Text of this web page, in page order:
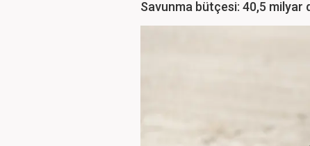
Savunma bütçesi: 40,5 milyar